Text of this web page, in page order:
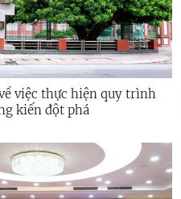
việc thực hiện quy trình
kiến đột phá